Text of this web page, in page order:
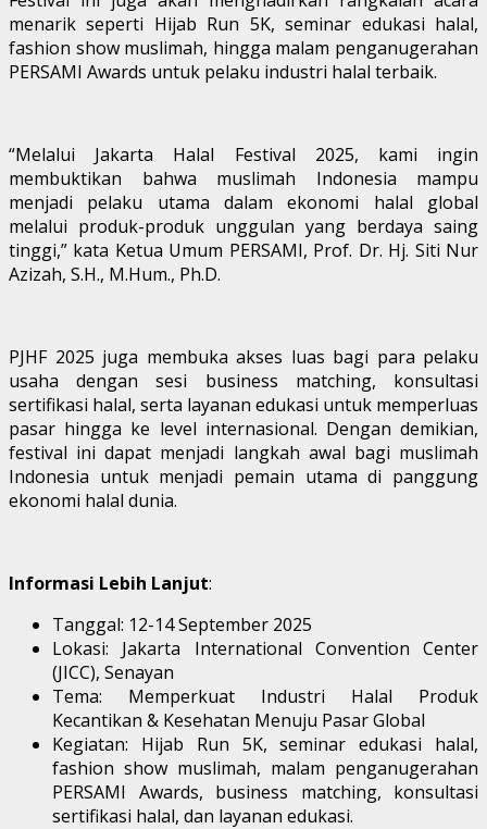
menarik seperti Hijab Run 5K, seminar edukasi halal,
fashion show muslimah, hingga malam penganugerahan
PERSAMI Awards untuk pelaku industri halal terbaik.
“Melalui Jakarta Halal Festival 2025, kami ingin
membuktikan bahwa muslimah Indonesia mampu
menjadi pelaku utama dalam ekonomi halal global
melalui produk-produk unggulan yang berdaya saing
tinggi,” kata Ketua Umum PERSAMI, Prof. Dr. Hj. Siti Nur
Azizah, S.H., M.Hum., Ph.D.
PJHF 2025 juga membuka akses luas bagi para pelaku
usaha dengan sesi business matching, konsultasi
sertifikasi halal, serta layanan edukasi untuk memperluas
pasar hingga ke level internasional. Dengan demikian,
festival ini dapat menjadi langkah awal bagi muslimah
Indonesia untuk menjadi pemain utama di panggung
ekonomi halal dunia.
Informasi Lebih Lanjut:
Tanggal: 12-14 September 2025
Lokasi: Jakarta International Convention Center
(JICC), Senayan
Tema: Memperkuat Industri Halal Produk
Kecantikan & Kesehatan Menuju Pasar Global
Kegiatan: Hijab Run 5K, seminar edukasi halal,
fashion show muslimah, malam penganugerahan
PERSAMI Awards, business matching, konsultasi
sertifikasi halal, dan layanan edukasi.